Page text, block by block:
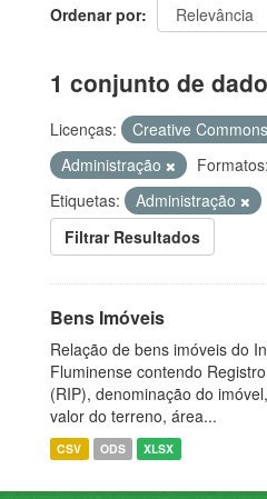
Ordenar por
1 conjunto de
Licenças: Creative
Administração
Formatos:
Etiquetas:
Administração
Filtrar Resultados
Bens Imóveis
Relação de bens imóveis do
Fluminense contendo
(RIP), denominação do
valor do terreno, área...
CSV ODS XLSX